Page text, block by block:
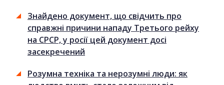
Знайдено документ, що свідчить про
справжні причини нападу Третього рейху
на СРСР, у росії цей документ досі
засекречений
Розумна техніка та нерозумні люди: як